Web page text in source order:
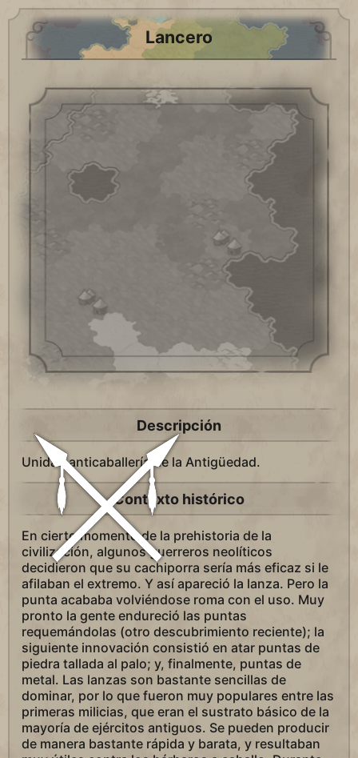
Lancero
Descripción
Unidad anticaballería de la Antigüedad.
Contexto histórico
En cierto momento de la prehistoria de la
civilización, algunos guerreros neolíticos
decidieron que su cachiporra sería más eficaz si le
afilaban el extremo. Y así apareció la lanza. Pero la
punta acababa volviéndose roma con el uso. Muy
pronto la gente endureció las puntas
requemándolas (otro descubrimiento reciente); la
siguiente innovación consistió en atar puntas de
piedra tallada al palo; y, finalmente, puntas de
metal. Las lanzas son bastante sencillas de
dominar, por lo que fueron muy populares entre las
primeras milicias, que eran el sustrato básico de la
mayoría de ejércitos antiguos. Se pueden producir
de manera bastante rápida y barata, y resultaban